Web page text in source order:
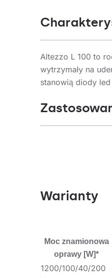
Altezzo L 100 to
wytrzymały na
stanowią diody
Lampy
się bardzo wysoką
Warianty
Moc znamionowa
oprawy [W]*
1200/100/40/200